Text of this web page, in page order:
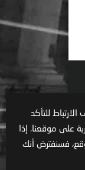
للتأكد
على موقعنا. إذا
فسنفترض أنك